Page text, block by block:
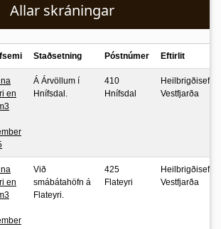
Allar skráningar
Staðsetning Póstnúmer Eftirlit
en
Á Árvöllum í
Hnífsdal.
410
Hnífsdal
Vestfjarða
en
Við
smábátahöfn á
Flateyri.
425
Flateyri
Vestfjarða